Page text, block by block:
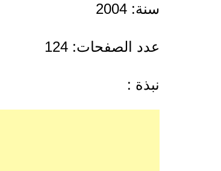
سنة: 2004
عدد الصفحات: 124
نبذة :